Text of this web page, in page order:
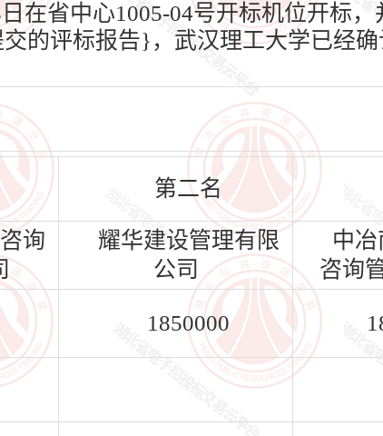
在省中心1005-04号开标机位开标，
的评标报告}，武汉理工大学已经
第二名
询
耀华建设管理有限
公司
中
咨询
1850000